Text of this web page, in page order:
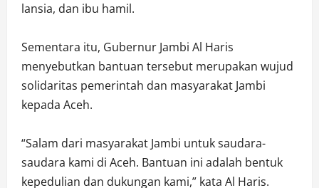
lansia, dan ibu hamil.
‎Sementara itu, Gubernur Jambi Al Haris
menyebutkan bantuan tersebut merupakan wujud
solidaritas pemerintah dan masyarakat Jambi
kepada Aceh.
‎“Salam dari masyarakat Jambi untuk saudara-
saudara kami di Aceh. Bantuan ini adalah bentuk
kepedulian dan dukungan kami,” kata Al Haris.